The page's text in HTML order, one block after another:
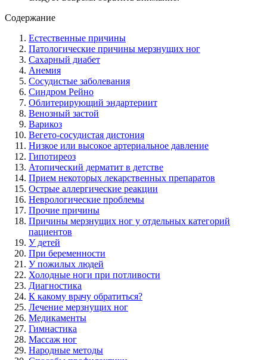
Содержание
Естественные причины
Патологические причины мерзнущих ног
Сахарный диабет
Анемия
Сосудистые заболевания
Синдром Рейно
Облитерирующий эндартериит
Венозный застой
Варикоз
Вегето-сосудистая дистония
Низкое или высокое артериальное давление
Гипотиреоз
Атопический дерматит в детстве
Прием некоторых лекарственных препаратов
Острые аллергические реакции
Неврологические проблемы
Прочие причины
Причины мерзнущих ног у отдельных категорий
пациентов
У детей
При беременности
У пожилых людей
Холодные ноги при потливости
Диагностика
К какому врачу обратиться?
Лечение мерзнущих ног
Медикаменты
Гимнастика
Массаж ног
Народные методы